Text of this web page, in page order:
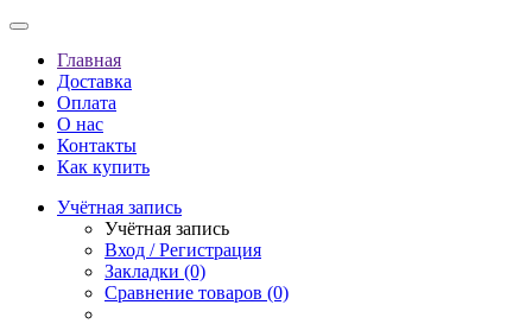
Главная
Доставка
Оплата
О нас
Контакты
Как купить
Учётная запись
Учётная запись
Вход / Регистрация
Закладки (0)
Сравнение товаров (0)